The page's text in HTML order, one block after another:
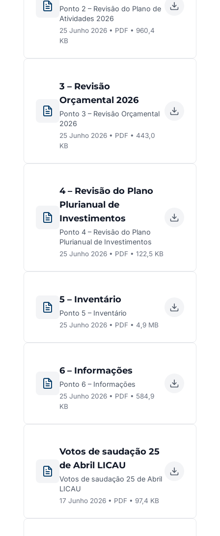
Ponto 2 – Revisão do Plano de
Atividades 2026
25 Junho 2026 • PDF • 960,4
KB
3 – Revisão
Orçamental 2026
Ponto 3 – Revisão Orçamental
2026
25 Junho 2026 • PDF • 443,0
KB
4 – Revisão do Plano
Plurianual de
Investimentos
Ponto 4 – Revisão do Plano
Plurianual de Investimentos
25 Junho 2026 • PDF • 122,5 KB
5 – Inventário
Ponto 5 – Inventário
25 Junho 2026 • PDF • 4,9 MB
6 – Informações
Ponto 6 – Informações
25 Junho 2026 • PDF • 584,9
KB
Votos de saudação 25
de Abril LICAU
Votos de saudação 25 de Abril
LICAU
17 Junho 2026 • PDF • 97,4 KB